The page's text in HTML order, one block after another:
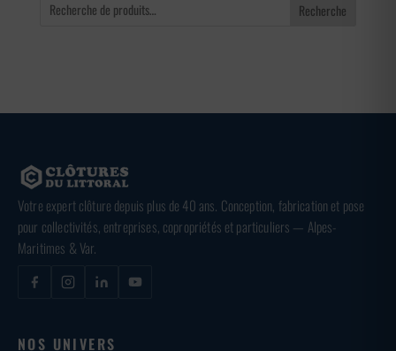
Recherche
Votre expert clôture depuis plus de 40 ans. Conception, fabrication et pose
pour collectivités, entreprises, copropriétés et particuliers — Alpes-
Maritimes & Var.
NOS UNIVERS